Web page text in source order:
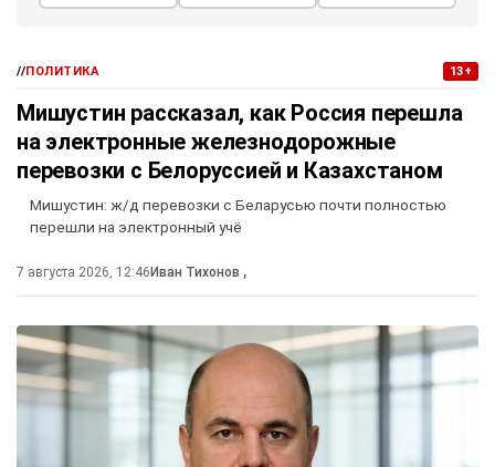
//ПОЛИТИКА 13+
Мишустин рассказал, как Россия перешла
на электронные железнодорожные
перевозки с Белоруссией и Казахстаном
Мишустин: ж/д перевозки с Беларусью почти полностью
перешли на электронный учё
7 августа 2026, 12:46 Иван Тихонов ,